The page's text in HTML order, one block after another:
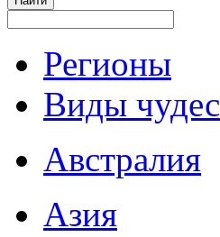
Регионы
Виды чудес
Австралия
Азия